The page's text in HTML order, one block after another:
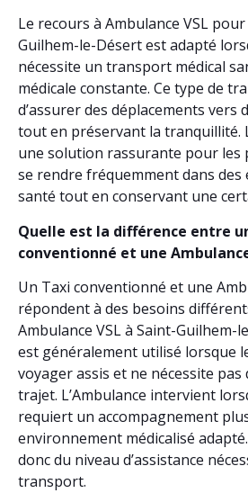
Le recours à Ambulance VSL
Guilhem-le-Désert est adapté
nécessite un transport médical
médicale constante. Ce type de
d’assurer des déplacements vers
tout en préservant la tranquillité.
une solution rassurante pour les
se rendre fréquemment dans des
santé tout en conservant une
Quelle est la différence entre
conventionné et une
Un Taxi conventionné et une
répondent à des besoins
Ambulance VSL à Saint-Guilhem-
est généralement utilisé lorsque
voyager assis et ne nécessite
trajet. L’Ambulance intervient
requiert un accompagnement
environnement médicalisé
donc du niveau d’assistance
transport.